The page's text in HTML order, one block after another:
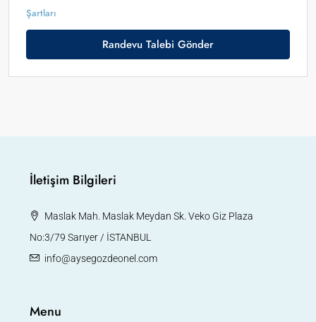
Şartları
Randevu Talebi Gönder
İletişim Bilgileri
Maslak Mah. Maslak Meydan Sk. Veko Giz Plaza
No:3/79 Sarıyer / İSTANBUL
info@aysegozdeonel.com
Menu